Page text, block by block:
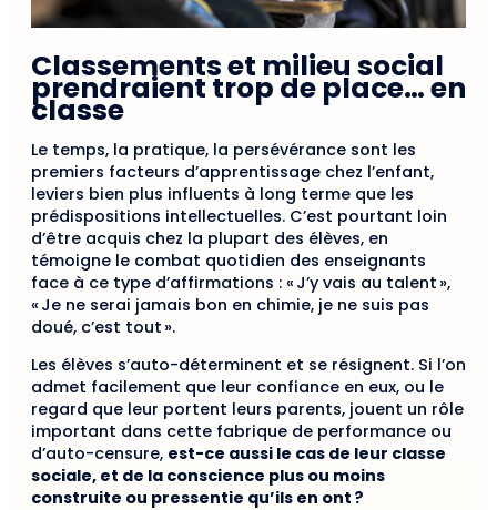
Classements et milieu social
prendraient trop de place… en
classe
Le temps, la pratique, la persévérance sont les
premiers facteurs d’apprentissage chez l’enfant,
leviers bien plus influents à long terme que les
prédispositions intellectuelles. C’est pourtant loin
d’être acquis chez la plupart des élèves, en
témoigne le combat quotidien des enseignants
face à ce type d’affirmations : « J’y vais au talent »,
« Je ne serai jamais bon en chimie, je ne suis pas
doué, c’est tout ».
Les élèves s’auto-déterminent et se résignent. Si l’on
admet facilement que leur confiance en eux, ou le
regard que leur portent leurs parents, jouent un rôle
important dans cette fabrique de performance ou
d’auto-censure, est-ce aussi le cas de leur classe
sociale, et de la conscience plus ou moins
construite ou pressentie qu’ils en ont ?